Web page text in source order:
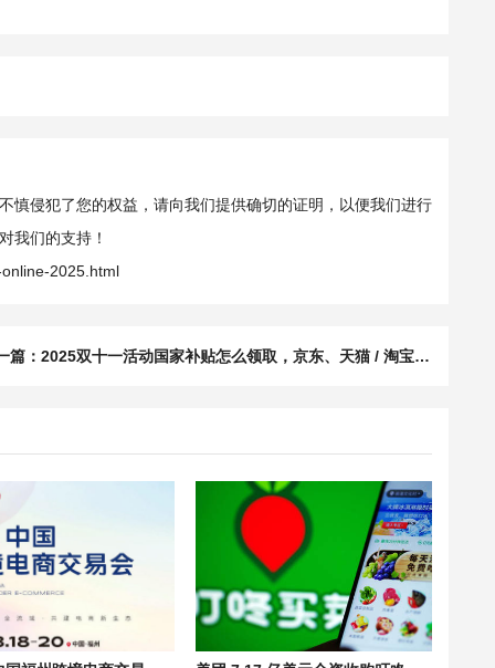
慎侵犯了您的权益，请向我们提供确切的证明，以便我们进行
我们的支持！
2025.html
篇：2025双十一活动国家补贴怎么领取，京东、天猫 / 淘宝及拼多多参与指南